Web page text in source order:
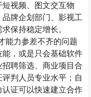
视频、图文交互物
牌企划部门、影视工
保持稳定增长。
能力参差不齐的问题
，或是只会基础软件
聘筛选、商业项目合
判人员专业水平；自
证可以快速建立合作